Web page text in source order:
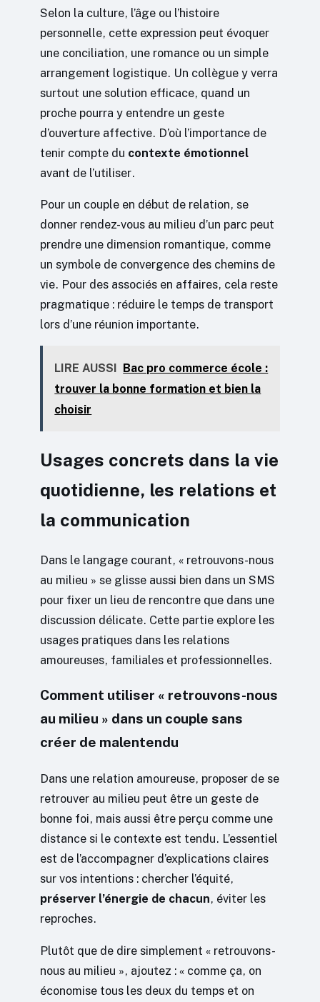
Selon la culture, l’âge ou l’histoire
personnelle, cette expression peut évoquer
une conciliation, une romance ou un simple
arrangement logistique. Un collègue y verra
surtout une solution efficace, quand un
proche pourra y entendre un geste
d’ouverture affective. D’où l’importance de
tenir compte du contexte émotionnel
avant de l’utiliser.
Pour un couple en début de relation, se
donner rendez-vous au milieu d’un parc peut
prendre une dimension romantique, comme
un symbole de convergence des chemins de
vie. Pour des associés en affaires, cela reste
pragmatique : réduire le temps de transport
lors d’une réunion importante.
LIRE AUSSI Bac pro commerce école :
trouver la bonne formation et bien la
choisir
Usages concrets dans la vie
quotidienne, les relations et
la communication
Dans le langage courant, « retrouvons-nous
au milieu » se glisse aussi bien dans un SMS
pour fixer un lieu de rencontre que dans une
discussion délicate. Cette partie explore les
usages pratiques dans les relations
amoureuses, familiales et professionnelles.
Comment utiliser « retrouvons-nous
au milieu » dans un couple sans
créer de malentendu
Dans une relation amoureuse, proposer de se
retrouver au milieu peut être un geste de
bonne foi, mais aussi être perçu comme une
distance si le contexte est tendu. L’essentiel
est de l’accompagner d’explications claires
sur vos intentions : chercher l’équité,
préserver l’énergie de chacun, éviter les
reproches.
Plutôt que de dire simplement « retrouvons-
nous au milieu », ajoutez : « comme ça, on
économise tous les deux du temps et on